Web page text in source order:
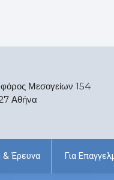
Μεσογείων 154
Αθήνα
& Έρευνα Για